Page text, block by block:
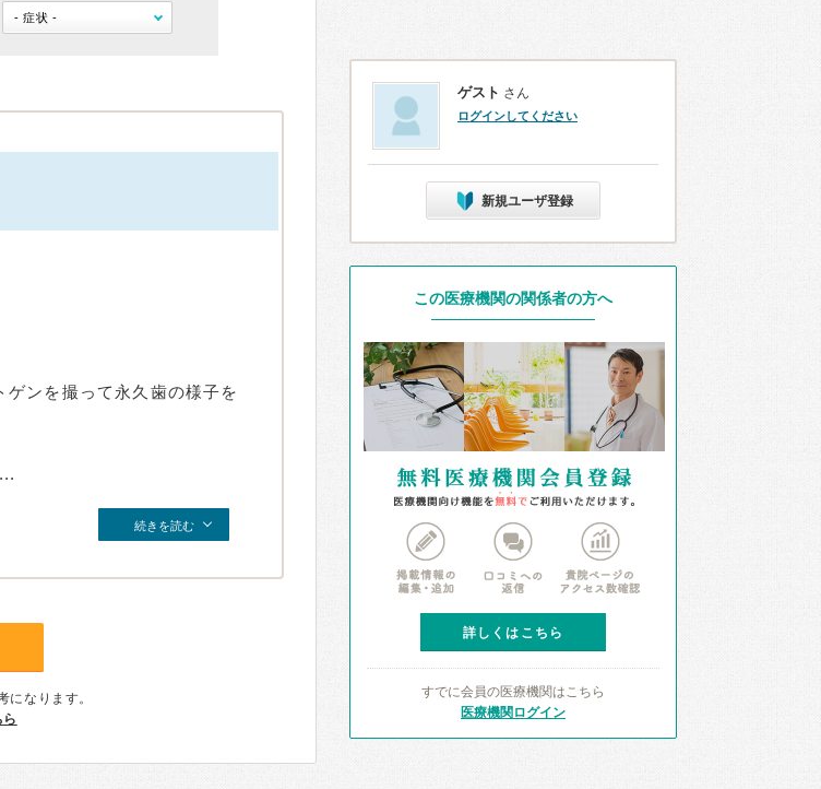
ンを撮って永久歯の様子を
続きを読む
になります。
ゲスト さん
ログインしてください
新規ユーザ登録
この医療機関の関係者の方へ
詳しくはこちら
すでに会員の医療機関はこちら
医療機関ログイン